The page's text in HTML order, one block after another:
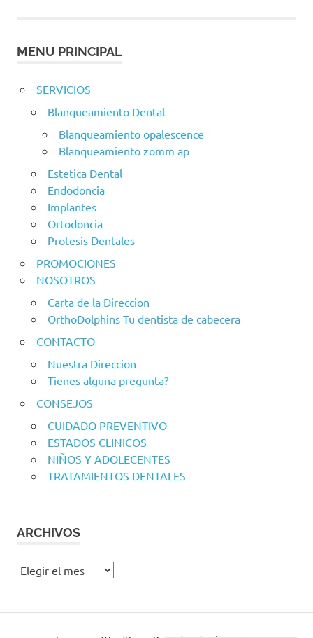
MENU PRINCIPAL
SERVICIOS
Blanqueamiento Dental
Blanqueamiento opalescence
Blanqueamiento zomm ap
Estetica Dental
Endodoncia
Implantes
Ortodoncia
Protesis Dentales
PROMOCIONES
NOSOTROS
Carta de la Direccion
OrthoDolphins Tu dentista de cabecera
CONTACTO
Nuestra Direccion
Tienes alguna pregunta?
CONSEJOS
CUIDADO PREVENTIVO
ESTADOS CLINICOS
NIÑOS Y ADOLECENTES
TRATAMIENTOS DENTALES
ARCHIVOS
Archivos